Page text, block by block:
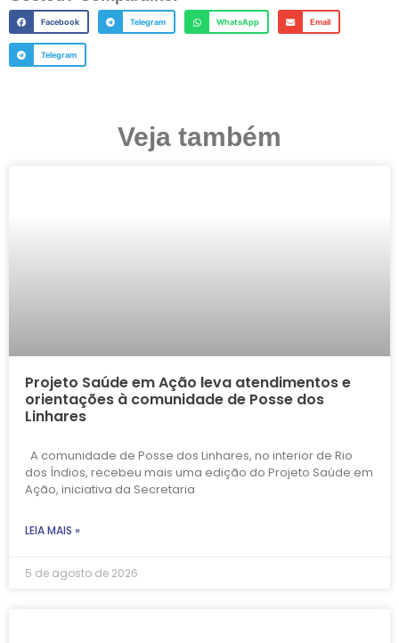
Facebook Telegram WhatsApp Email
Telegram
Veja também
Projeto Saúde em Ação leva atendimentos e
orientações à comunidade de Posse dos
Linhares
A comunidade de Posse dos Linhares, no interior de Rio
dos Índios, recebeu mais uma edição do Projeto Saúde em
Ação, iniciativa da Secretaria
LEIA MAIS »
5 de agosto de 2026